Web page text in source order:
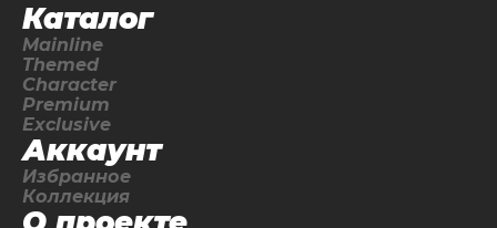
Каталог
Mainline
Themed
Character
Premium
Exclusive
Аккаунт
Избранное
Коллекция